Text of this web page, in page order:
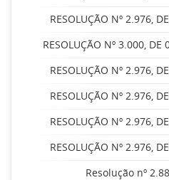
RESOLUÇÃO Nº 2.976,
RESOLUÇÃO Nº 3.000, DE
RESOLUÇÃO Nº 2.976,
RESOLUÇÃO Nº 2.976,
RESOLUÇÃO Nº 2.976,
RESOLUÇÃO Nº 2.976,
Resolução nº